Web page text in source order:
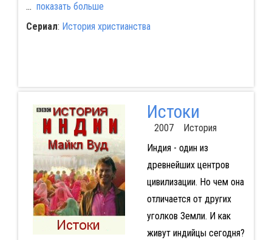
... показать больше
Сериал: История христианства
Истоки
2007 История
Индия - один из
древнейших центров
цивилизации. Но чем она
отличается от других
уголков Земли. И как
живут индийцы сегодня?